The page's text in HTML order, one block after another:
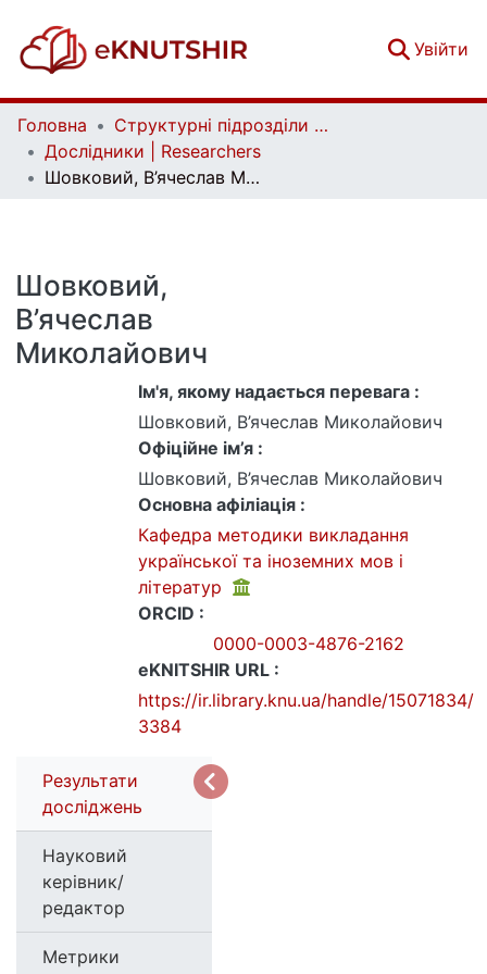
Увійти
Головна
Структурні підрозділи Київського національного університету імені Тараса Шевченка та Організації | Faculties, Institutes and Departments of Taras Shevchenko National University of Kyiv and Organizations
Дослідники | Researchers
Шовковий, В’ячеслав Миколайович
Шовковий,
В’ячеслав
Миколайович
Ім'я, якому надається перевага :
Шовковий, В’ячеслав Миколайович
Офіційне ім’я :
Шовковий, В’ячеслав Миколайович
Основна афіліація :
Кафедра методики викладання
української та іноземних мов і
літератур
ORCID :
0000-0003-4876-2162
eKNITSHIR URL :
https://ir.library.knu.ua/handle/15071834/
3384
Результати
досліджень
Науковий
керівник/
редактор
Метрики